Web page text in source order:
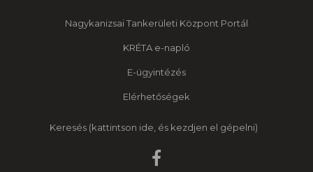
Nagykanizsai Tankerületi Központ Portál
KRÉTA e-napló
E-ügyintézés
Elérhetőségek
Keresés